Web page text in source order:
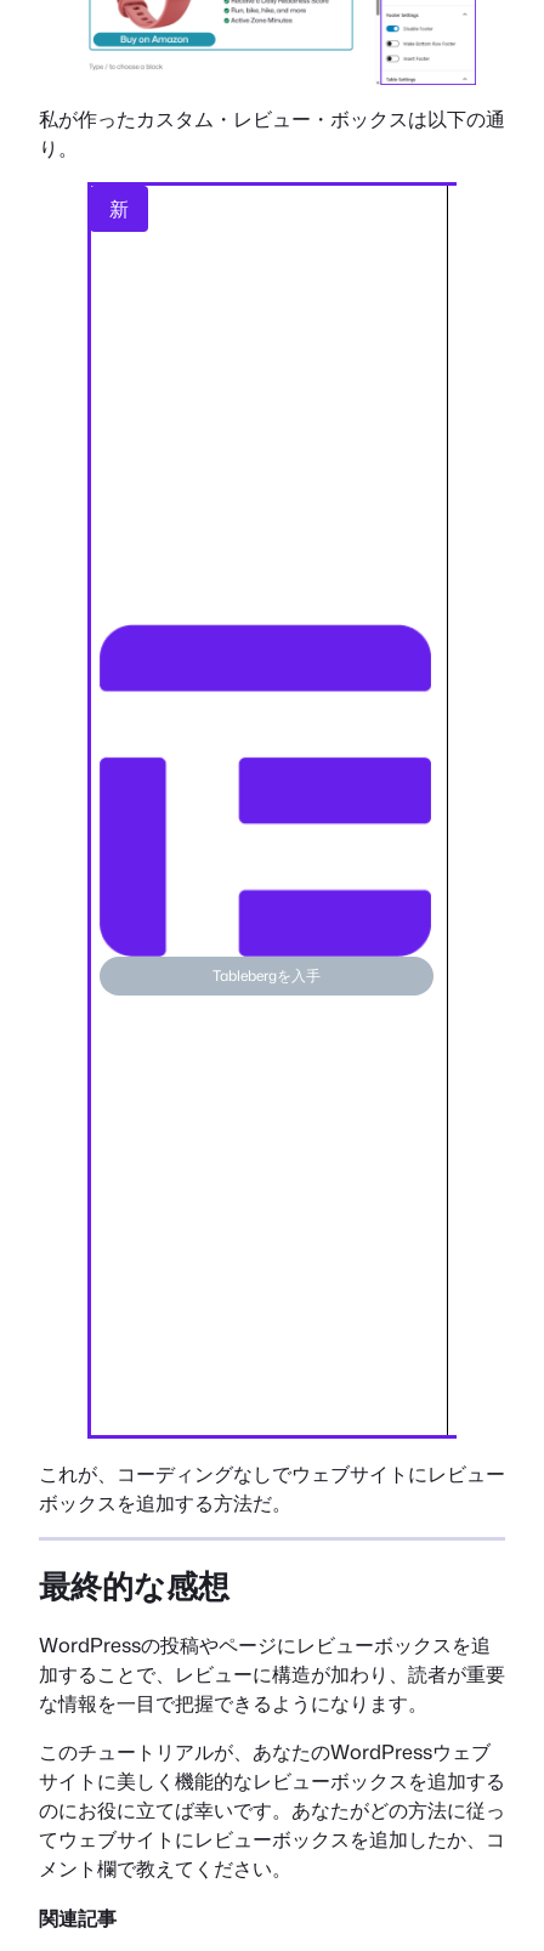
私が作ったカスタム・レビュー・ボックスは以下の通
り。
Tablebergを入手
新
これが、コーディングなしでウェブサイトにレビュー
ボックスを追加する方法だ。
最終的な感想
WordPressの投稿やページにレビューボックスを追
加することで、レビューに構造が加わり、読者が重要
な情報を一目で把握できるようになります。
このチュートリアルが、あなたのWordPressウェブ
サイトに美しく機能的なレビューボックスを追加する
のにお役に立てば幸いです。あなたがどの方法に従っ
てウェブサイトにレビューボックスを追加したか、コ
メント欄で教えてください。
関連記事